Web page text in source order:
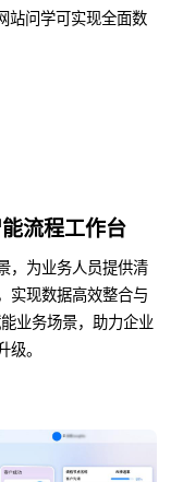
站问学可实现全面数
流程工作台
，为业务人员提供清
实现数据高效整合与
业务场景，助力企业
。